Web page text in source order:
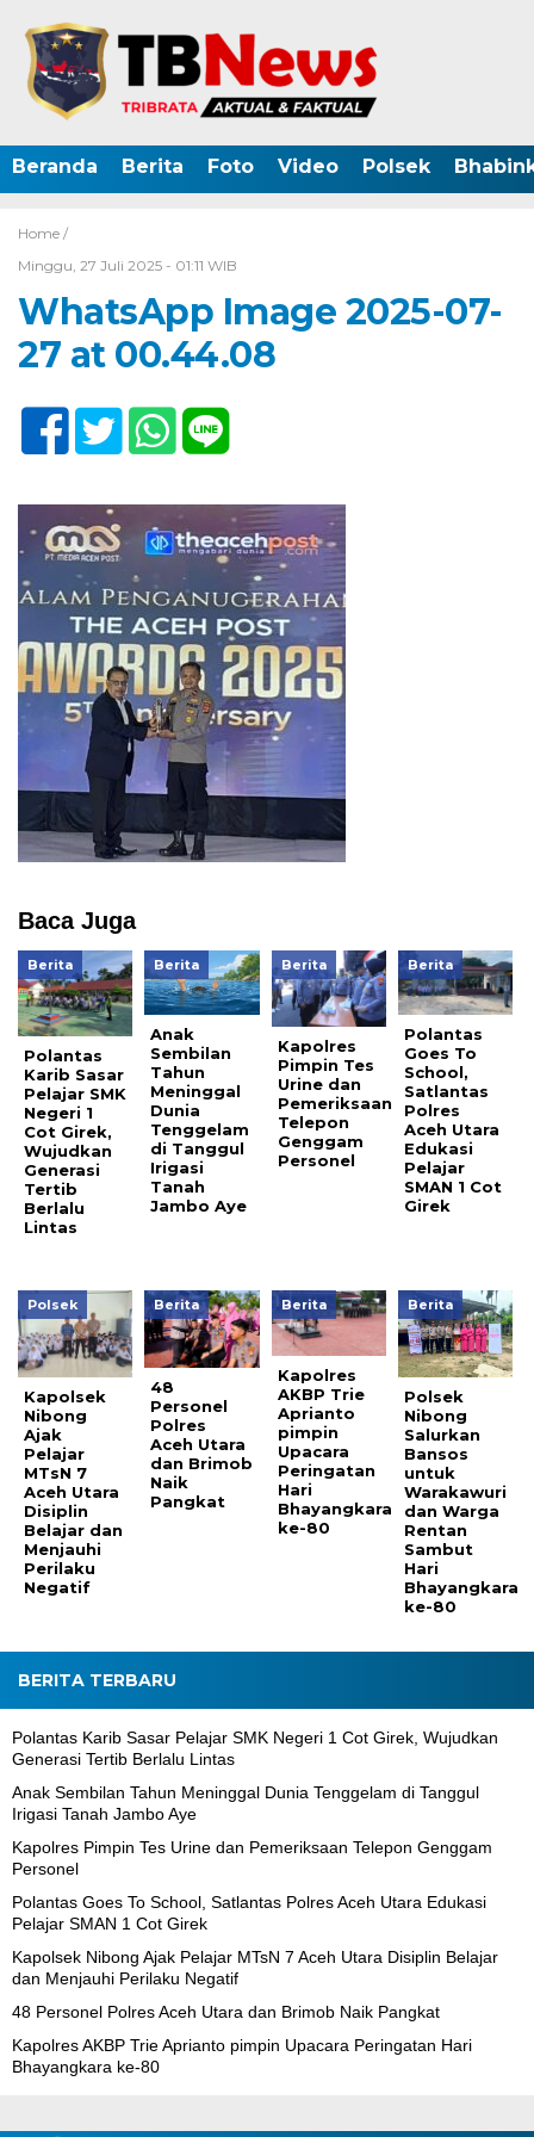
Beranda Berita Foto Video Polsek
Home /
Minggu, 27 Juli 2025 - 01:11 WIB
WhatsApp Image 2025-07-
27 at 00.44.08
Baca Juga
Berita
Polantas
Karib Sasar
Pelajar SMK
Negeri 1
Cot Girek,
Wujudkan
Generasi
Tertib
Berlalu
Lintas
Berita
Anak
Sembilan
Tahun
Meninggal
Dunia
Tenggelam
di Tanggul
Irigasi
Tanah
Jambo Aye
Berita
Kapolres
Pimpin Tes
Urine dan
Pemeriksaan
Telepon
Genggam
Personel
Berita
Polantas
Goes To
School,
Satlantas
Polres
Aceh Utara
Edukasi
Pelajar
SMAN 1 Cot
Girek
Polsek
Kapolsek
Nibong
Ajak
Pelajar
MTsN 7
Aceh Utara
Disiplin
Belajar dan
Menjauhi
Perilaku
Negatif
Berita
48
Personel
Polres
Aceh Utara
dan Brimob
Naik
Pangkat
Berita
Kapolres
AKBP Trie
Aprianto
pimpin
Upacara
Peringatan
Hari
Bhayangkara
ke-80
Berita
Polsek
Nibong
Salurkan
Bansos
untuk
Warakawuri
dan Warga
Rentan
Sambut
Hari
Bhayangkara
ke-80
BERITA TERBARU
Polantas Karib Sasar Pelajar SMK Negeri 1 Cot Girek, Wujudkan
Generasi Tertib Berlalu Lintas
Anak Sembilan Tahun Meninggal Dunia Tenggelam di Tanggul
Irigasi Tanah Jambo Aye
Kapolres Pimpin Tes Urine dan Pemeriksaan Telepon Genggam
Personel
Polantas Goes To School, Satlantas Polres Aceh Utara Edukasi
Pelajar SMAN 1 Cot Girek
Kapolsek Nibong Ajak Pelajar MTsN 7 Aceh Utara Disiplin Belajar
dan Menjauhi Perilaku Negatif
48 Personel Polres Aceh Utara dan Brimob Naik Pangkat
Kapolres AKBP Trie Aprianto pimpin Upacara Peringatan Hari
Bhayangkara ke-80